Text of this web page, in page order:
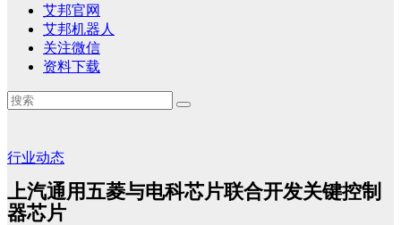
艾邦官网
艾邦机器人
关注微信
资料下载
行业动态
上汽通用五菱与电科芯片联合开发关键控制
器芯片